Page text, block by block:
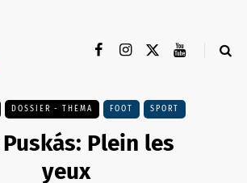
DOSSIER - THEMA FOOT SPORT
Plein les
yeux